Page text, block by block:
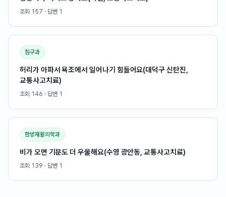
조회 157 · 답변 1
침구과
허리가 아파서 욕조에서 일어나기 힘들어요(대덕구 신탄진,
교통사고치료)
조회 146 · 답변 1
한방재활의학과
비가 오면 기분도 더 우울해요(수영 광안동, 교통사고치료)
조회 139 · 답변 1